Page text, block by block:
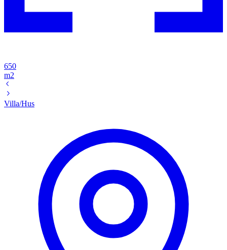
650
m2
Villa/Hus